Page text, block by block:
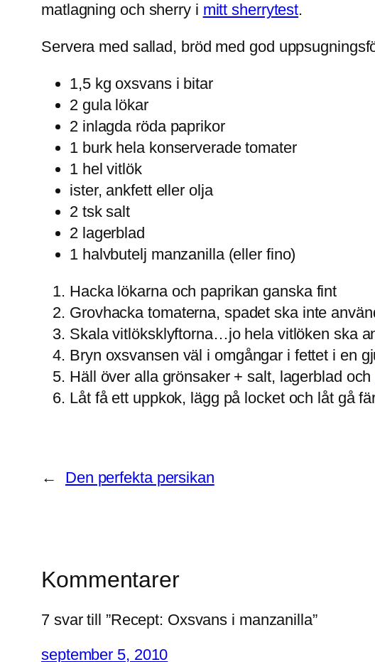
matlagning och sherry i mitt sherrytest.
Servera med sallad, bröd med god
1,5 kg oxsvans i bitar
2 gula lökar
2 inlagda röda paprikor
1 burk hela konserverade tomater
1 hel vitlök
ister, ankfett eller olja
2 tsk salt
2 lagerblad
1 halvbutelj manzanilla (eller fino)
Hacka lökarna och paprikan ganska fint
Grovhacka tomaterna, spadet ska inte
Skala vitlöksklyftorna…jo hela vitlöken ska
Bryn oxsvansen väl i omgångar i fettet i en
Häll över alla grönsaker + salt, lagerblad och
Låt få ett uppkok, lägg på locket och låt gå
← Den perfekta persikan
Kommentarer
7 svar till ”Recept: Oxsvans i manzanilla”
september 5, 2010